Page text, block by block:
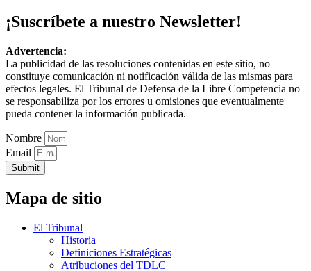
¡Suscríbete a nuestro Newsletter!
Advertencia:
La publicidad de las resoluciones contenidas en este sitio, no
constituye comunicación ni notificación válida de las mismas para
efectos legales. El Tribunal de Defensa de la Libre Competencia no
se responsabiliza por los errores u omisiones que eventualmente
pueda contener la información publicada.
Nombre
Email
Submit
Mapa de sitio
El Tribunal
Historia
Definiciones Estratégicas
Atribuciones del TDLC